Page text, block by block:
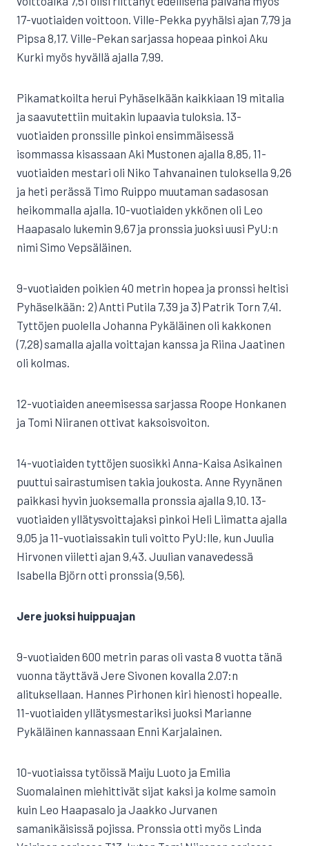
17-vuotiaiden voittoon. Ville-Pekka pyyhälsi ajan 7,79 ja
Pipsa 8,17. Ville-Pekan sarjassa hopeaa pinkoi Aku
Kurki myös hyvällä ajalla 7,99.
Pikamatkoilta herui Pyhäselkään kaikkiaan 19 mitalia
ja saavutettiin muitakin lupaavia tuloksia. 13-
vuotiaiden pronssille pinkoi ensimmäisessä
isommassa kisassaan Aki Mustonen ajalla 8,85, 11-
vuotiaiden mestari oli Niko Tahvanainen tuloksella 9,26
ja heti perässä Timo Ruippo muutaman sadasosan
heikommalla ajalla. 10-vuotiaiden ykkönen oli Leo
Haapasalo lukemin 9,67 ja pronssia juoksi uusi PyU:n
nimi Simo Vepsäläinen.
9-vuotiaiden poikien 40 metrin hopea ja pronssi heltisi
Pyhäselkään: 2) Antti Putila 7,39 ja 3) Patrik Torn 7,41.
Tyttöjen puolella Johanna Pykäläinen oli kakkonen
(7,28) samalla ajalla voittajan kanssa ja Riina Jaatinen
oli kolmas.
12-vuotiaiden aneemisessa sarjassa Roope Honkanen
ja Tomi Niiranen ottivat kaksoisvoiton.
14-vuotiaiden tyttöjen suosikki Anna-Kaisa Asikainen
puuttui sairastumisen takia joukosta. Anne Ryynänen
paikkasi hyvin juoksemalla pronssia ajalla 9,10. 13-
vuotiaiden yllätysvoittajaksi pinkoi Heli Liimatta ajalla
9,05 ja 11-vuotiaissakin tuli voitto PyU:lle, kun Juulia
Hirvonen viiletti ajan 9,43. Juulian vanavedessä
Isabella Björn otti pronssia (9,56).
Jere juoksi huippuajan
9-vuotiaiden 600 metrin paras oli vasta 8 vuotta tänä
vuonna täyttävä Jere Sivonen kovalla 2.07:n
alituksellaan. Hannes Pirhonen kiri hienosti hopealle.
11-vuotiaiden yllätysmestariksi juoksi Marianne
Pykäläinen kannassaan Enni Karjalainen.
10-vuotiaissa tytöissä Maiju Luoto ja Emilia
Suomalainen miehittivät sijat kaksi ja kolme samoin
kuin Leo Haapasalo ja Jaakko Jurvanen
samanikäisissä pojissa. Pronssia otti myös Linda